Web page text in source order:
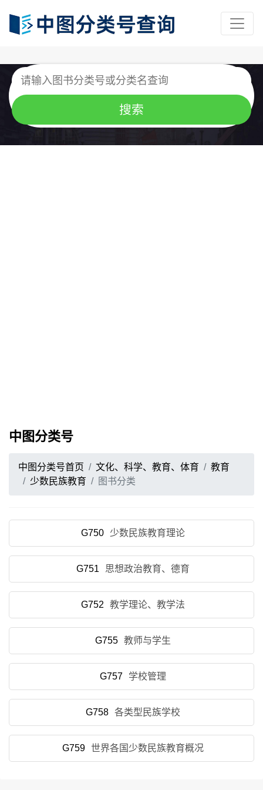
中图分类号
中图分类号首页 文化、科学、教育、体育
教育
少数民族教育
图书分类
G750 少数民族教育理论
G751 思想政治教育、德育
G752 教学理论、教学法
G755 教师与学生
G757 学校管理
G758 各类型民族学校
G759 世界各国少数民族教育概况